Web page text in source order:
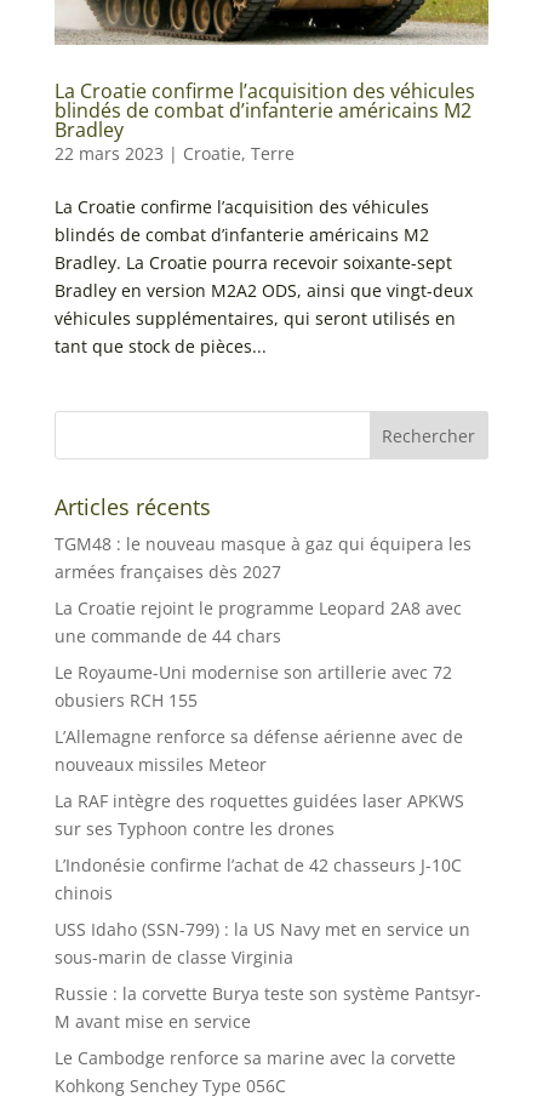
La Croatie confirme l’acquisition des véhicules
blindés de combat d’infanterie américains M2
Bradley
22 mars 2023 | Croatie, Terre
La Croatie confirme l’acquisition des véhicules
blindés de combat d’infanterie américains M2
Bradley. La Croatie pourra recevoir soixante-sept
Bradley en version M2A2 ODS, ainsi que vingt-deux
véhicules supplémentaires, qui seront utilisés en
tant que stock de pièces...
Articles récents
TGM48 : le nouveau masque à gaz qui équipera les
armées françaises dès 2027
La Croatie rejoint le programme Leopard 2A8 avec
une commande de 44 chars
Le Royaume-Uni modernise son artillerie avec 72
obusiers RCH 155
L’Allemagne renforce sa défense aérienne avec de
nouveaux missiles Meteor
La RAF intègre des roquettes guidées laser APKWS
sur ses Typhoon contre les drones
L’Indonésie confirme l’achat de 42 chasseurs J-10C
chinois
USS Idaho (SSN-799) : la US Navy met en service un
sous-marin de classe Virginia
Russie : la corvette Burya teste son système Pantsyr-
M avant mise en service
Le Cambodge renforce sa marine avec la corvette
Kohkong Senchey Type 056C